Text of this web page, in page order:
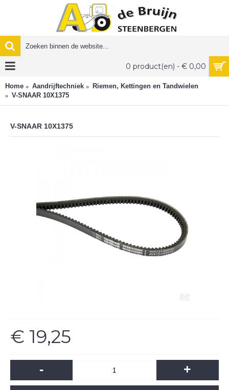
0 product(en) - € 0,00
Home Aandrijftechniek
Riemen, Kettingen en Tandwielen
V-SNAAR 10X1375
V-SNAAR 10X1375
€ 19,25
- +